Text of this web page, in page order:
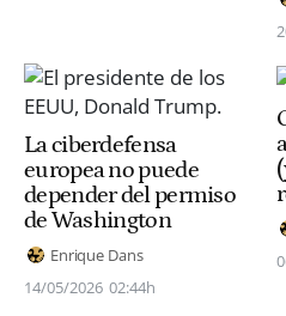
La ciberdefensa
europea no puede
depender del permiso
de Washington
Enrique Dans
14/05/2026 02:44h